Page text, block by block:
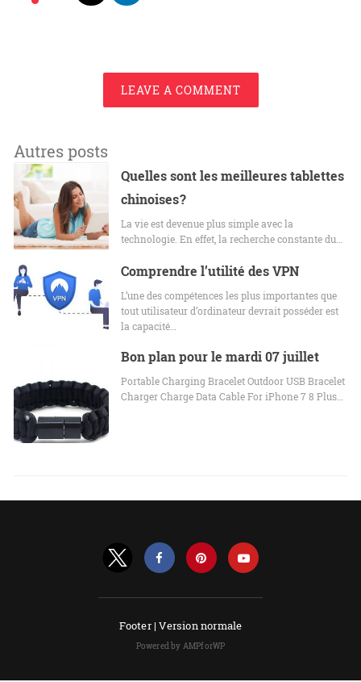
LEAVE A COMMENT
Autres posts
Quelles sont les meilleures tablettes
chinoises ?
La vie est devenue plus simple avec la
technologie. En effet, la recherche constante du…
Comprendre l’utilité des VPN
L’une des compétences les plus importantes que
tout utilisateur d’ordinateur devrait posséder est
la capacité…
Bon plan pour le mardi 07 juillet
Portable Charging Bracelet Outdoor USB Bracelet
Charger Charge Data Cable For iPhone 7 8 Plus…
Footer |Version normale
Powered by AMPforWP